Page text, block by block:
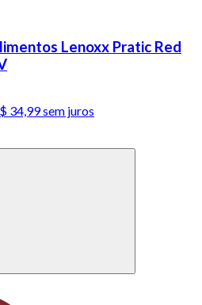
Lenoxx Pratic Red
34,99 sem juros